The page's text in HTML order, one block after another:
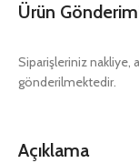
Ürün
Siparişleriniz nakliye,
gönderilmektedir.
Açıklama